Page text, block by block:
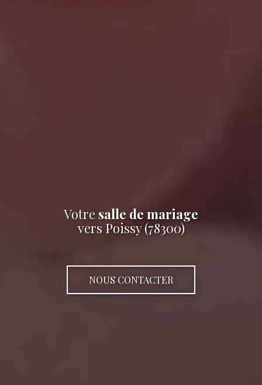
Votre salle de mariage
vers Poissy (78300)
NOUS CONTACTER